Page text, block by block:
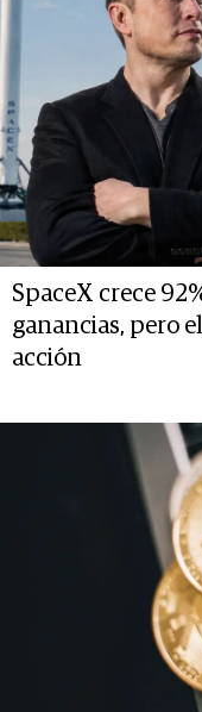
SpaceX crece
ganancias, pero
acción